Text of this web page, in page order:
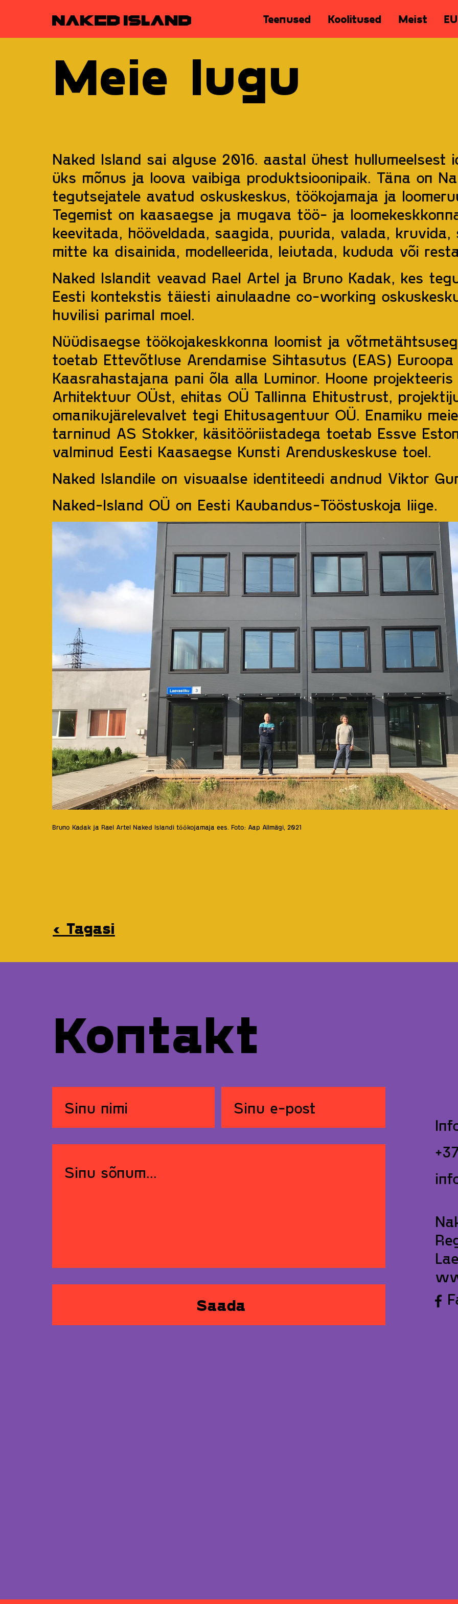
Teenused Koolitused Meist
Meie lugu
Naked Island sai alguse 2016. aastal ühest hullumeelsest
üks mõnus ja loova vaibiga produktsioonipaik. Täna on
tegutsejatele avatud oskuskeskus, töökojamaja ja
Tegemist on kaasaegse ja mugava töö- ja
keevitada, hööveldada, saagida, puurida, valada,
mitte ka disainida, modelleerida, leiutada, kududa või
Naked Islandit veavad Rael Artel ja Bruno Kadak, kes
Eesti kontekstis täiesti ainulaadne co-working
huvilisi parimal moel.
Nüüdisaegse töökojakeskkonna loomist ja
toetab Ettevõtluse Arendamise Sihtasutus (EAS)
Kaasrahastajana pani õla alla Luminor. Hoone
Arhitektuur OÜst, ehitas OÜ Tallinna Ehitustrust,
omanikujärelevalvet tegi Ehitusagentuur OÜ. Enamiku
tarninud AS Stokker, käsitööriistadega toetab Essve
valminud Eesti Kaasaegse Kunsti Arenduskeskuse toel.
Naked Islandile on visuaalse identiteedi andnud Viktor
Naked-Island OÜ on Eesti Kaubandus-Tööstuskoja liige.
Bruno Kadak ja Rael Artel Naked Islandi töökojamaja ees. Foto: Aap Allmägi, 2021
‹ Tagasi
Kontakt